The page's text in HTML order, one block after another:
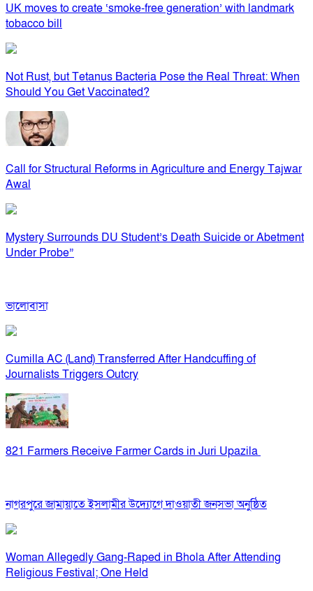
UK moves to create ‘smoke-free generation’ with landmark
tobacco bill
Not Rust, but Tetanus Bacteria Pose the Real Threat: When
Should You Get Vaccinated?
Call for Structural Reforms in Agriculture and Energy Tajwar
Awal
Mystery Surrounds DU Student’s Death Suicide or Abetment
Under Probe”
ভালোবাসা
Cumilla AC (Land) Transferred After Handcuffing of
Journalists Triggers Outcry
821 Farmers Receive Farmer Cards in Juri Upazila
নাগরপুরে জামায়াতে ইসলামীর উদ্যোগে দাওয়াতী জনসভা অনুষ্ঠিত
Woman Allegedly Gang-Raped in Bhola After Attending
Religious Festival; One Held